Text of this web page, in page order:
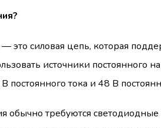
это силовая цепь, которая
источники постоянного
постоянного тока и 48 В
обычно требуются